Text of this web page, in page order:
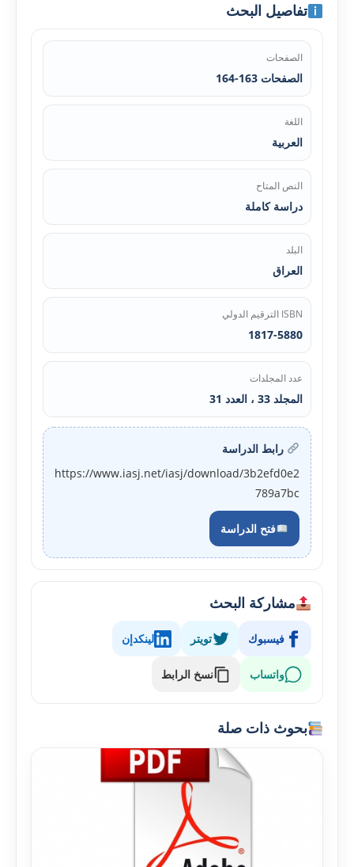
تفاصيل البحث
الصفحات
الصفحات 163-164
اللغة
العربية
النص المتاح
دراسة كاملة
البلد
العراق
ISBN الترقيم الدولي
1817-5880
عدد المجلدات
المجلد 33 ، العدد 31
رابط الدراسة
https://www.iasj.net/iasj/download/3b2efd0e2
789a7bc
فتح الدراسة
مشاركة البحث
فيسبوك تويتر لينكدإن
واتساب نسخ الرابط
بحوث ذات صلة